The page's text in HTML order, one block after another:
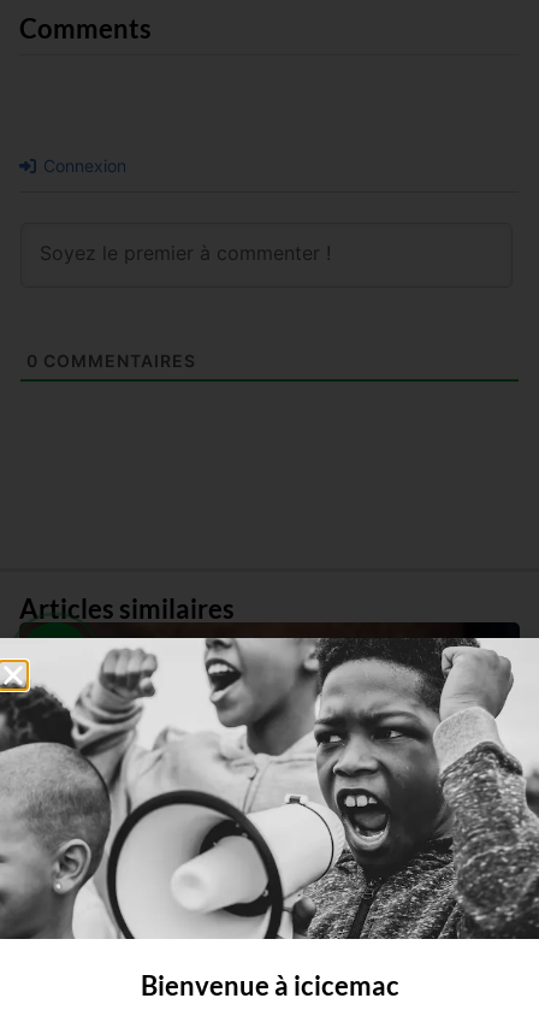
Comments
Connexion
0 COMMENTAIRES
Articles similaires
Bienvenue à icicemac